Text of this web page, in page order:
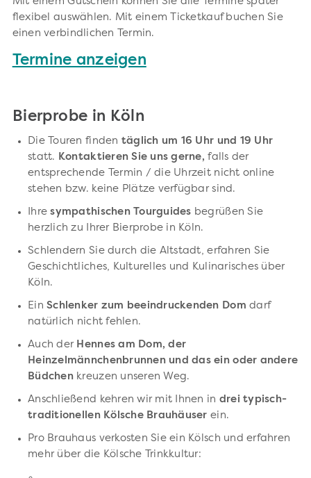
flexibel auswählen. Mit einem Ticketkauf buchen Sie
einen verbindlichen Termin.
Termine anzeigen
Bierprobe in Köln
Die Touren finden täglich um 16 Uhr und 19 Uhr
statt. Kontaktieren Sie uns gerne, falls der
entsprechende Termin / die Uhrzeit nicht online
stehen bzw. keine Plätze verfügbar sind.
Ihresympathischen Tourguides begrüßen Sie
herzlich zu Ihrer Bierprobe in Köln.
Schlendern Sie durch die Altstadt, erfahren Sie
Geschichtliches, Kulturelles und Kulinarisches über
Köln.
EinSchlenker zum beeindruckenden Dom darf
natürlich nicht fehlen.
Auch der Hennes am Dom, der
Heinzelmännchenbrunnen und das ein oder andere
Büdchenkreuzen unseren Weg.
Anschließend kehren wir mit Ihnen in drei typisch-
traditionellen Kölsche Brauhäuser ein.
Pro Brauhaus verkosten Sie ein Kölsch und erfahren
mehr über die Kölsche Trinkkultur: